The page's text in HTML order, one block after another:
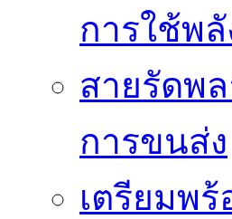
การใช้พ
สายรัดพ
การขนส่ง
เตรียมพ